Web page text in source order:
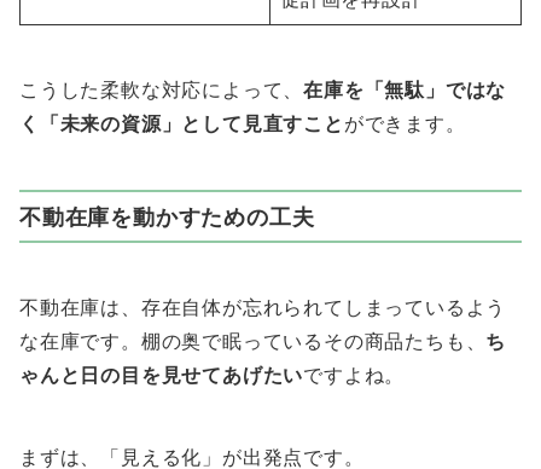
こうした柔軟な対応によって、在庫を「無駄」ではな
く「未来の資源」として見直すこと ができます。
不動在庫を動かすための工夫
不動在庫は、存在自体が忘れられてしまっているよう
な在庫です。棚の奥で眠っているその商品たちも、 ち
ゃんと日の目を見せてあげたいですよね。
まずは、「見える化」が出発点です。